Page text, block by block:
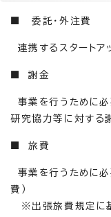
■ 委託・外注費
連携するスタートア
■ 謝金
事業を行うために必
研究協力等に対する
■ 旅費
事業を行うために必
費）
※出張旅費規定に